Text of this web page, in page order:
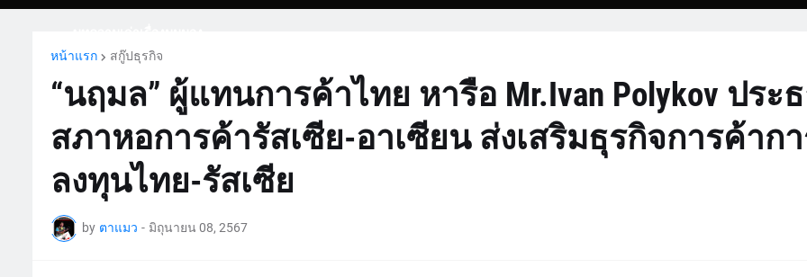
หน้าแรก
สกู๊ปธุรกิจ
“นฤมล” ผู้แทนการค้าไทย หารือ Mr.Ivan Polykov ประ
สภาหอการค้ารัสเซีย-อาเซียน ส่งเสริมธุรกิจการค้าก
ลงทุนไทย-รัสเซีย
by ตาแมว - มิถุนายน 08, 2567